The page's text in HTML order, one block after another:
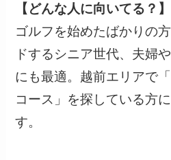
【どんな人に向いてる？】
ゴルフを始めたばかりの
ドするシニア世代、夫婦
にも最適。越前エリアで
コース」を探している方
す。